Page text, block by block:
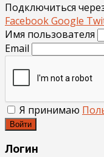
Подключиться
FacebookGoogle
Имя пользователя
Email
Я принимаю
Войти
Логин